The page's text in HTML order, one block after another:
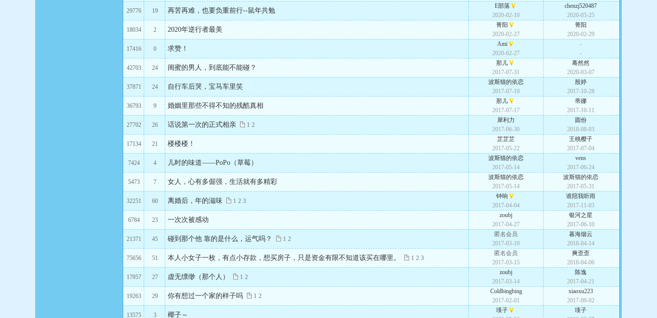
29776 19 再苦再难，也要负重前行--鼠年共勉
E部落
2020-02-10
chenzj520487
2020-05-25
18034 2 2020年逆行者最美
菁阳
2020-02-27
菁阳
2020-02-29
17416 0 求赞！
Ami
2020-02-27
-
-
42703 24 闺蜜的男人，到底能不能碰？
那儿
2017-07-31
蓦然然
2020-03-07
37871 24 自行车后哭，宝马车里笑
波斯猫的依恋
2017-07-10
殷婷
2017-10-28
36793 9 婚姻里那些不得不知的残酷真相
那儿
2017-07-17
蒂娜
2017-10-11
27702 26 话说第一次的正式相亲 1 2
犀利力
2017-06-30
圆份
2018-08-03
17134 21 楼楼楼！
芷芷芷
2017-05-22
王桃樱子
2017-07-04
7424 4 儿时的味道——PoPo（草莓）
波斯猫的依恋
2017-05-14
vens
2017-06-24
5473 7 女人，心有多倔强，生活就有多精彩
波斯猫的依恋
2017-05-14
波斯猫的依恋
2017-05-31
32251 60 离婚后，年的滋味 1 2 3
钟响
2017-04-04
谁陪我听雨
2017-11-03
6784 23 一次次被感动
zoubj
2017-04-27
银河之星
2017-06-10
21371 45 碰到那个他 靠的是什么，运气吗？ 1 2
匿名会员
2017-03-10
暮海烟云
2018-04-14
75656 51 本人小女子一枚，有点小存款，想买房子，只是资金有限不知道该买在哪里。 1 2 3
匿名会员
2017-03-15
爽歪歪
2018-04-06
17957 27 虚无缥缈（那个人） 1 2
zoubj
2017-03-14
陈逸
2017-04-21
19263 29 你有想过一个家的样子吗 1 2
Coldbingbing
2017-02-01
xiaoxu223
2017-09-02
13575 3 椰子～
瑛子
瑛子